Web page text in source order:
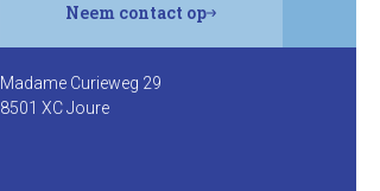
Neem contact op
Madame Curieweg 29
8501 XC Joure